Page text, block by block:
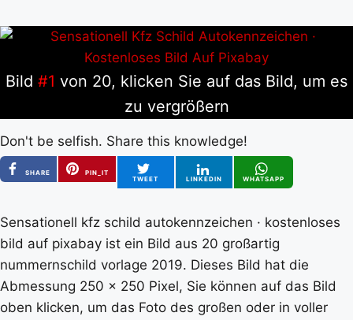
Bild #1 von 20, klicken Sie auf das Bild, um es
zu vergrößern
Don't be selfish. Share this knowledge!
SHARE
PIN_IT
TWEET
LINKEDIN WHATSAPP
Sensationell kfz schild autokennzeichen · kostenloses
bild auf pixabay ist ein Bild aus 20 großartig
nummernschild vorlage 2019. Dieses Bild hat die
Abmessung 250 x 250 Pixel, Sie können auf das Bild
oben klicken, um das Foto des großen oder in voller